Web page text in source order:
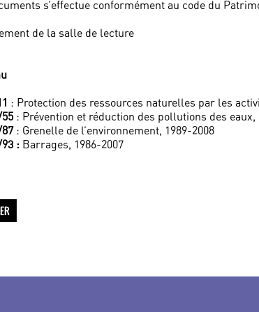
s’effectue conformément au code du
de la salle de lecture
: Protection des ressources naturelles par les
: Prévention et réduction des pollutions des eaux,
: Grenelle de l’environnement, 1989-2008
: Barrages, 1986-2007